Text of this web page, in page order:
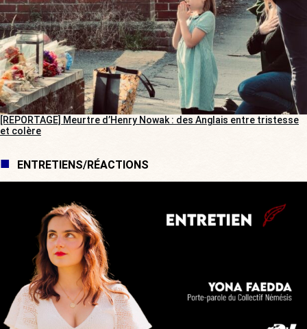
[REPORTAGE] Meurtre d’Henry Nowak : des Anglais entre tristesse
et colère
ENTRETIENS/RÉACTIONS